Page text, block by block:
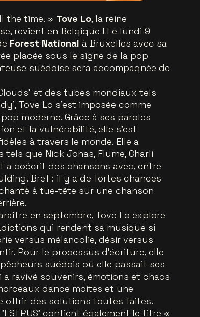
the time. » Tove Lo, la reine
revient en Belgique ! Le lundi 9
Forest National à Bruxelles avec sa
placée sous le signe de la pop
suédoise sera accompagnée de
et des tubes mondiaux tels
Tove Lo s’est imposée comme
moderne. Grâce à ses paroles
et la vulnérabilité, elle s’est
à travers le monde. Elle a
que Nick Jonas, Flume, Charli
a coécrit des chansons avec, entre
Bref : il y a de fortes chances
à tue‑tête sur une chanson
en septembre, Tove Lo explore
qui rendent sa musique si
versus mélancolie, désir versus
Pour le processus d’écriture, elle
suédois où elle passait ses
ravivé souvenirs, émotions et chaos
dance moites et une
offrir des solutions toutes faites.
contient également le titre «